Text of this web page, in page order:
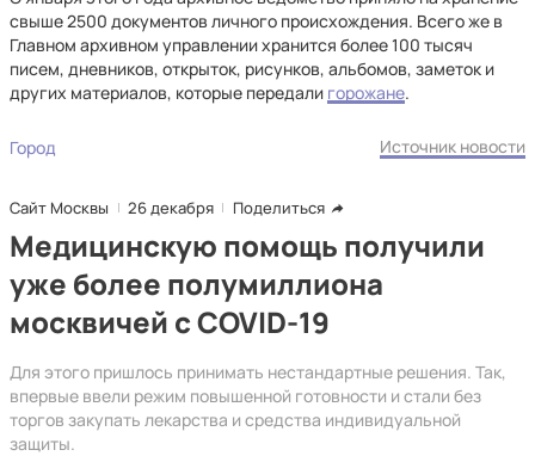
свыше 2500 документов личного происхождения. Всего же в
Главном архивном управлении хранится более 100 тысяч
писем, дневников, открыток, рисунков, альбомов, заметок и
других материалов, которые передали горожане.
Город Источник новости
Сайт Москвы 26 декабря Поделиться
Медицинскую помощь получили
уже более полумиллиона
москвичей с COVID-19
Для этого пришлось принимать нестандартные решения. Так,
впервые ввели режим повышенной готовности и стали без
торгов закупать лекарства и средства индивидуальной
защиты.